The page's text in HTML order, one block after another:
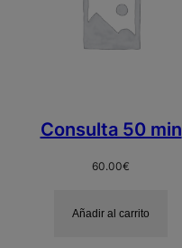
Consulta 50 min
60.00€
Añadir al carrito